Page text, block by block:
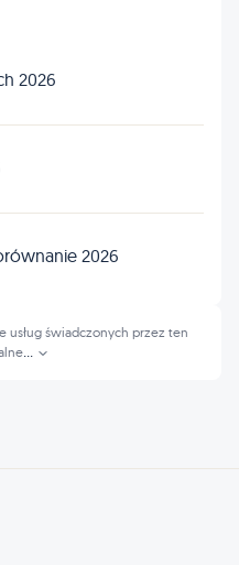
2026
2026
usług świadczonych przez ten